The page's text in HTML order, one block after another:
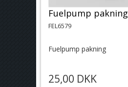
Fuelpump pakning
FEL6579
Fuelpump pakning
25,00 DKK